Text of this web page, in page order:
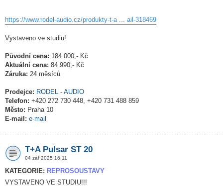
https://www.rodel-audio.cz/produkty-t-a ... ail-318469
Vystaveno ve studiu!
Původní cena: 184 000,- Kč
Aktuální cena: 84 990,- Kč
Záruka: 24 měsíců
Prodejce: RODEL - AUDIO
Telefon: +420 272 730 448, +420 731 488 859
Město: Praha 10
E-mail: e-mail
T+A Pulsar ST 20
04 zář 2025 16:11
KATEGORIE: REPROSOUSTAVY
VYSTAVENO VE STUDIU!!!